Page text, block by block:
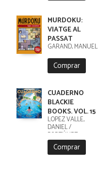
MURDOKU:
VIATGE AL
PASSAT
GARAND, MANUEL
Comprar
CUADERNO
BLACKIE
BOOKS. VOL. 15
LÓPEZ VALLE,
DANIEL /
FORTÚNEZ,
CRISTOBAL
Comprar